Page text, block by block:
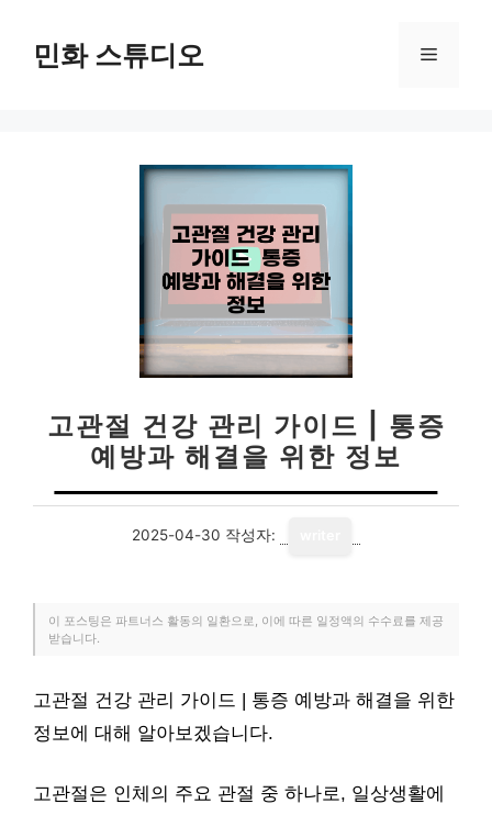
민화 스튜디오 메
고관절 건강 관리 가이드 | 통증
예방과 해결을 위한 정보
2025-04-30 작성자:
이 포스팅은 파트너스 활동의 일환으로, 이에 따른 일정액의 수수료를 제공
받습니다.
고관절 건강 관리 가이드 | 통증 예방과 해결을 위한
정보에 대해 알아보겠습니다.
고관절은 인체의 주요 관절 중 하나로, 일상생활에